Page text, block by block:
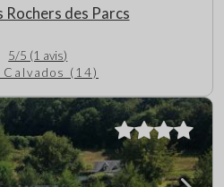
Rochers des Parcs
5/5 (1 avis)
Calvados (14)